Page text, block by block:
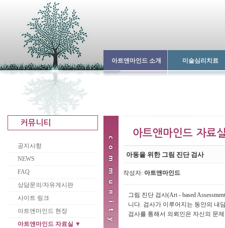
아트앤마인드 소개 미술심리치료
공지사항
NEWS
FAQ
상담문의/자유게시판
사이트 링크
아트앤마인드 현장
아트앤마인드 자료실 ▼
아동을 위한 그림 진단 검사
작성자: 아트앤마인드
그림 진단 검사(Art - based
니다. 검사가 이루어지는 동안의 내
검사를 통해서 의뢰인은 자신의 문